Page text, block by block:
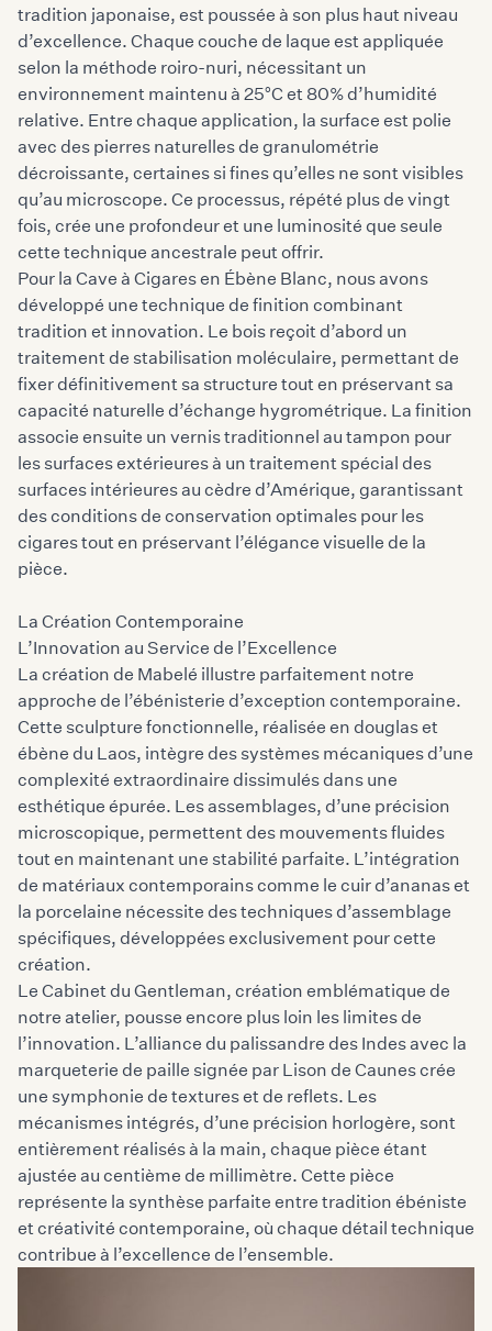
tradition japonaise, est poussée à son plus haut niveau
d’excellence. Chaque couche de laque est appliquée
selon la méthode roiro-nuri, nécessitant un
environnement maintenu à 25°C et 80% d’humidité
relative. Entre chaque application, la surface est polie
avec des pierres naturelles de granulométrie
décroissante, certaines si fines qu’elles ne sont visibles
qu’au microscope. Ce processus, répété plus de vingt
fois, crée une profondeur et une luminosité que seule
cette technique ancestrale peut offrir.
Pour la Cave à Cigares en Ébène Blanc, nous avons
développé une technique de finition combinant
tradition et innovation. Le bois reçoit d’abord un
traitement de stabilisation moléculaire, permettant de
fixer définitivement sa structure tout en préservant sa
capacité naturelle d’échange hygrométrique. La finition
associe ensuite un vernis traditionnel au tampon pour
les surfaces extérieures à un traitement spécial des
surfaces intérieures au cèdre d’Amérique, garantissant
des conditions de conservation optimales pour les
cigares tout en préservant l’élégance visuelle de la
pièce.
La Création Contemporaine
L’Innovation au Service de l’Excellence
La création de Mabelé illustre parfaitement notre
approche de l’ébénisterie d’exception contemporaine.
Cette sculpture fonctionnelle, réalisée en douglas et
ébène du Laos, intègre des systèmes mécaniques d’une
complexité extraordinaire dissimulés dans une
esthétique épurée. Les assemblages, d’une précision
microscopique, permettent des mouvements fluides
tout en maintenant une stabilité parfaite. L’intégration
de matériaux contemporains comme le cuir d’ananas et
la porcelaine nécessite des techniques d’assemblage
spécifiques, développées exclusivement pour cette
création.
Le Cabinet du Gentleman, création emblématique de
notre atelier, pousse encore plus loin les limites de
l’innovation. L’alliance du palissandre des Indes avec la
marqueterie de paille signée par Lison de Caunes crée
une symphonie de textures et de reflets. Les
mécanismes intégrés, d’une précision horlogère, sont
entièrement réalisés à la main, chaque pièce étant
ajustée au centième de millimètre. Cette pièce
représente la synthèse parfaite entre tradition ébéniste
et créativité contemporaine, où chaque détail technique
contribue à l’excellence de l’ensemble.